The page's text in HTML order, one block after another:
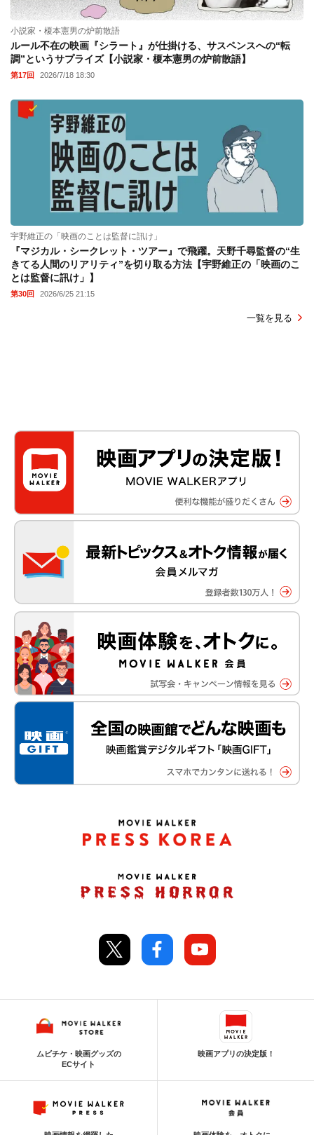
小説家・榎本憲男の炉前散語
ルール不在の映画『シラート』が仕掛ける、サスペンスへの“転
調”というサプライズ【小説家・榎本憲男の炉前散語】
第17回 2026/7/18 18:30
宇野維正の「映画のことは監督に訊け」
『マジカル・シークレット・ツアー』で飛躍。天野千尋監督の“生
きてる人間のリアリティ”を切り取る方法【宇野維正の「映画のこ
とは監督に訊け」】
第30回 2026/6/25 21:15
一覧を見る
ムビチケ・映画グッズの
ECサイト
映画アプリの決定版！